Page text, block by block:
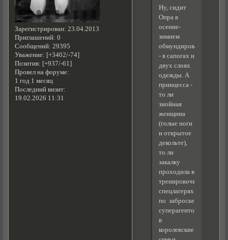
Зарегистрирован: 23.04.2013
Приглашений: 0
Сообщений: 29395
Уважение: [+3402/-74]
Позитив: [+937/-61]
Провел на форуме:
1 год 1 месяц
Последний визит:
19.02.2026 11:31
Ну, сидит
Опра в
осенне-
зимнем
обмундировании
- в сапогах и
двух слоях
одежды. А
принцесса -
то ли
знойная
женщина
(голые ноги
и открытое
декольте),
то ли
закалку
проходила в
тренировочных
спецлагерях
по заброске
суперагентов
в
королевские